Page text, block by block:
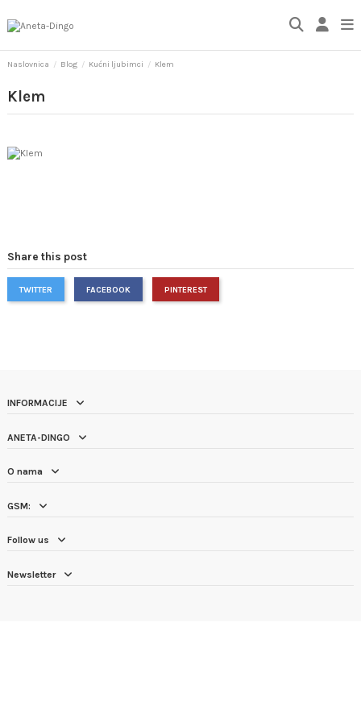
Naslovnica Blog Kućni ljubimci Klem
Klem
Share this post
TWITTER FACEBOOK PINTEREST
INFORMACIJE
ANETA-DINGO
O nama
GSM:
Follow us
Newsletter